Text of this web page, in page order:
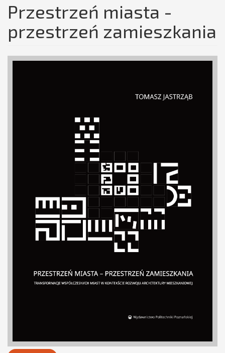
Przestrzeń miasta -
przestrzeń zamieszkania